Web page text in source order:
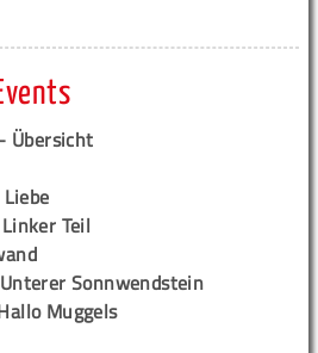
Übersicht
Teil
Sonnwendstein
Muggels